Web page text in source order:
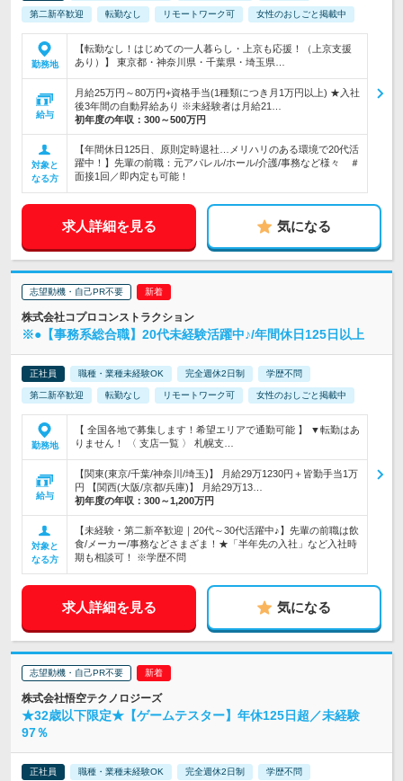
第二新卒歓迎 転勤なし リモートワーク可 女性のおしごと掲載中
勤務地
【転勤なし！はじめての一人暮らし・上京も応援！（上京支援
あり）】 東京都・神奈川県・千葉県・埼玉県…
給与
月給25万円～80万円+資格手当(1種類につき月1万円以上) ★入社
後3年間の自動昇給あり ※未経験者は月給21…
初年度の年収： 300～500万円
対象と
なる方
【年間休日125日、原則定時退社…メリハリのある環境で20代活
躍中！】先輩の前職：元アパレル/ホール/介護/事務など様々 ＃
面接1回／即内定も可能！
求人詳細を見る 気になる
志望動機・自己PR不要
株式会社コプロコンストラクション
※●【事務系総合職】20代未経験活躍中♪/年間休日125日以上
正社員 職種・業種未経験OK 完全週休2日制 学歴不問
第二新卒歓迎 転勤なし リモートワーク可 女性のおしごと掲載中
勤務地
【 全国各地で募集します！希望エリアで通勤可能 】 ▼転勤はあ
りません！ 〈 支店一覧 〉 札幌支…
給与
【関東(東京/千葉/神奈川/埼玉)】 月給29万1230円＋皆勤手当1万
円 【関西(大阪/京都/兵庫)】 月給29万13…
初年度の年収： 300～1,200万円
対象と
なる方
【未経験・第二新卒歓迎｜20代～30代活躍中♪】先輩の前職は飲
食/メーカー/事務などさまざま！★「半年先の入社」など入社時
期も相談可！ ※学歴不問
求人詳細を見る 気になる
志望動機・自己PR不要
株式会社悟空テクノロジーズ
★32歳以下限定★【ゲームテスター】年休125日超／未経験
97％
正社員 職種・業種未経験OK 完全週休2日制 学歴不問